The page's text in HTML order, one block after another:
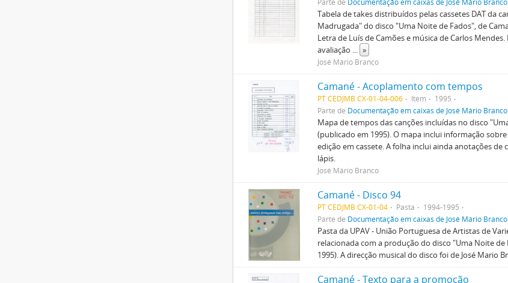
Tabela de takes distribuídos pelas cassetes DAT da
Madrugada" do disco "Uma Noite de Fados", de
Letra de Luís de Camões e música de Carlos
avaliação ... »
José Mário Branco
Camané - Acoplamento com tempos
PT CEDJMB CX-01-04-006 Item
1995
Parte de Documentação em caixas de José Mário Branco
Mapa de tempos das canções incluídas no disco
(publicado em 1995). O mapa inclui informação
edição em cassete. A folha inclui ainda anotações de
lápis.
José Mário Branco
Camané - Disco 94
PT CEDJMB CX-01-04 Pasta
1994-1995
Parte de Documentação em caixas de José Mário Branco
Pasta da UPAV - União Portuguesa de Artistas de
relacionada com a produção do disco "Uma Noite de
1995). A direcção musical do disco foi de José Mario
Camané - Texto para a promoção